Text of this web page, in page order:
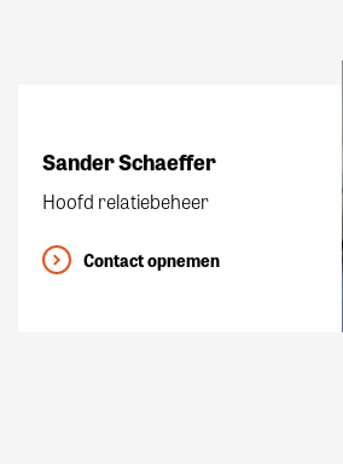
Sander Schaeffer
Hoofd relatiebeheer
Contact opnemen